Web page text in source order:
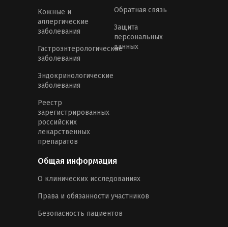
Кожные и
аллергические
заболевания
Гастроэнтерологические
заболевания
Эндокринологические
заболевания
Реестр
зарегистрированных
российских
лекарственных
препаратов
Обратная связь
Защита
персональных
данных
Общая информация
О клинических исследованиях
Права и обязанности участников
Безопасность пациентов